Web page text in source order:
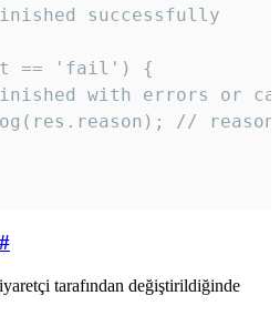
successfully
== 'fail') {
with errors or
//
#
tarafından değiştirildiğinde